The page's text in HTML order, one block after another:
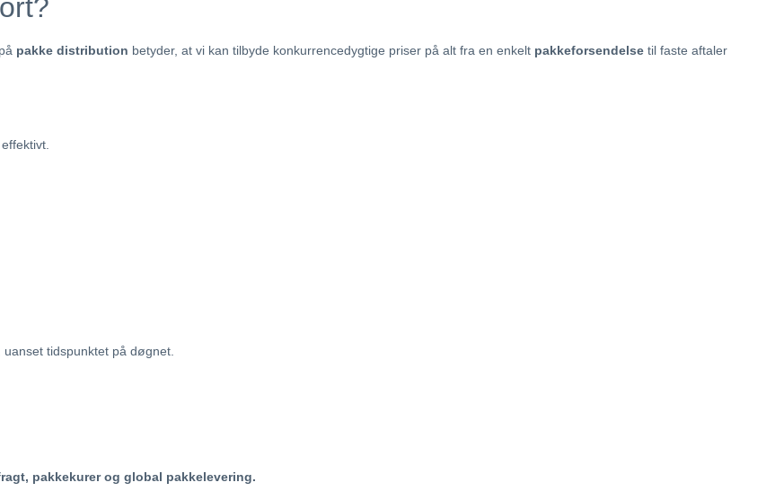
pakke distribution betyder, at vi kan tilbyde konkurrencedygtige priser på alt fra en enkelt pakkeforsendelse til faste aftaler
uanset tidspunktet på døgnet.
pakkekurer og global pakkelevering.